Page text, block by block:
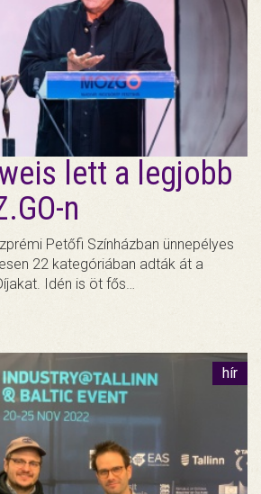
lett a legjobb
n
Petőfi Színházban ünnepélyes
22 kategóriában adták át a
Idén is öt fős…
hír